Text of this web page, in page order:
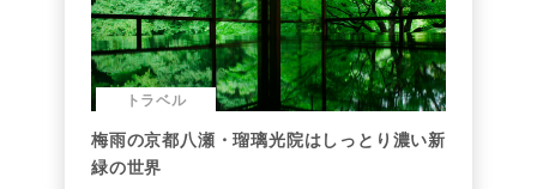
トラベル
梅雨の京都八瀬・瑠璃光院はしっとり濃い新
緑の世界